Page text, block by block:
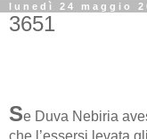
lunedì 24 maggio
3651
Se Duva Nebiria
che l’essersi levata